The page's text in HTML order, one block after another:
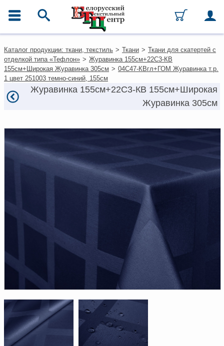
Каталог
Ткани
Домашний текстиль
Одежда
Ковры
Условия работы
Оплата и доставка
Как оформить заказ
Как нас найти
Написать нам
Доверенность на
получение груза
Документы по работе с
персональными данными
Письмо руководителю
Вопросы и ответы
Новости | Статьи
Каталог продукции: ткани, текстиль > Ткани > Ткани для скатертей с
отделкой типа «Тефлон» > Журавинка 155см+22С3-КВ
155см+Широкая Журавинка 305см > 04С47-КВгл+ГОМ Журавинка т.р.
1 цвет 251003 темно-синий, 155см
Журавинка 155см+22С3-КВ 155см+Широкая
Журавинка 305см
Добавить